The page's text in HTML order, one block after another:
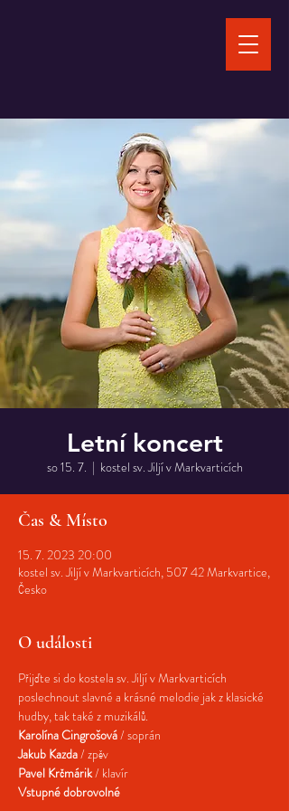
Letní koncert
so 15. 7.
  |
kostel sv. Jiljí v Markvarticích
Čas & Místo
15. 7. 2023 20:00
kostel sv. Jiljí v Markvarticích, 507 42 Markvartice,
Česko
O události
Přijďte si do kostela sv. Jiljí v Markvarticích
poslechnout slavné a krásné melodie jak z klasické
hudby, tak také z muzikálů.
Karolína Cingrošová / soprán
Jakub Kazda / zpěv
Pavel Krčmárik / klavír
Vstupné dobrovolné